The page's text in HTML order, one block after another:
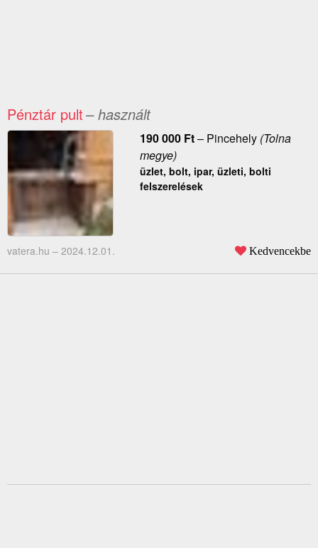
Pénztár pult– használt
190 000 Ft– Pincehely(Tolna
megye)
üzlet, bolt, ipar, üzleti, bolti
felszerelések
vatera.hu – 2024.12.01. Kedvencekbe